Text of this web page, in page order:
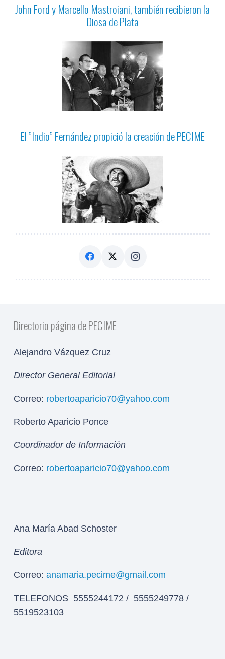
John Ford y Marcello Mastroiani, también recibieron la
Diosa de Plata
El ”Indio” Fernández propició la creación de PECIME
Directorio página de PECIME
Alejandro Vázquez Cruz
Director General Editorial
Correo: robertoaparicio70@yahoo.com
Roberto Aparicio Ponce
Coordinador de Información
Correo: robertoaparicio70@yahoo.com
Ana María Abad Schoster
Editora
Correo: anamaria.pecime@gmail.com
TELEFONOS 5555244172 / 5555249778 /
5519523103